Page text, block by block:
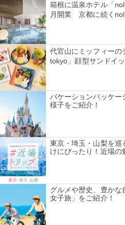
箱根に温泉ホテル「
月開業 京都に続くnol
代官山にミッフィーの
tokyo」顔型サンドイ
バケーションパッケー
様子をご紹介！
東京・埼玉・山梨を巡
けにぴったり！近場の
グルメや歴史、豊かな
女子旅」をご紹介！